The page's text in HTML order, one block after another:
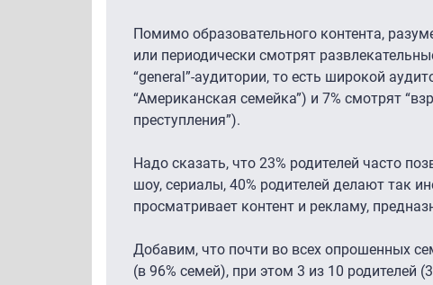
Помимо образовательного контента,
или периодически смотрят
“general”-аудитории, то есть широкой
“Американская семейка”) и 7% смотрят
преступления”).
Надо сказать, что 23% родителей часто
шоу, сериалы, 40% родителей делают так
просматривает контент и рекламу,
Добавим, что почти во всех опрошенных
(в 96% семей), при этом 3 из 10 родителей